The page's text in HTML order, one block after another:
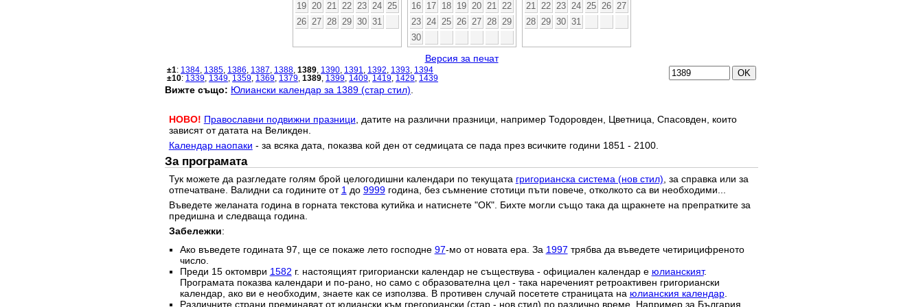
19
20 21 22 23 24
25
26
27 28 29 30 31
16
17 18 19 20 21
22
23
24 25 26 27 28
29
30
21
22 23 24 25 26
27
28
29 30 31
Версия за печат
±1: 1384 1385 1386 1387 1388 1389 1390 1391 1392 1393 1394
±10: 1339 1349 1359 1369 1379 1389 1399 1409 1419 1429 1439
Вижте също: Юлиански календар за 1389 (стар стил)
НОВО! Православни подвижни празници , датите на различни празници, например Тодоровден, Цветница, Спасовден, които
зависят от датата на Великден.
Календар наопаки - за всяка дата, показва кой ден от седмицата се пада през всичките години 1851 - 2100.
За програмата
Тук можете да разгледате голям брой целогодишни календари по текущата григорианска система (нов стил), за справка или за
отпечатване. Валидни са годините от 1до 9999година, без съмнение стотици пъти повече, отколкото са ви необходими...
Въведете желаната година в горната текстова кутийка и натиснете "ОК". Бихте могли също така да щракнете на препратките за
предишна и следваща година.
Забележки:
Ако въведете годината 97, ще се покаже лето господне 97-мо от новата ера. За 1997 трябва да въведете четирицифреното
число.
Преди 15 октомври 1582 г. настоящият григориански календар не съществува - официален календар е юлианският.
Програмата показва календари и по-рано, но само с образователна цел - така нареченият ретроактивен григориански
календар, ако ви е необходим, знаете как се използва. В противен случай посетете страницата на юлианския календар.
Различните страни преминават от юлиански към грегориански (стар - нов стил) по различно време. Например за България,